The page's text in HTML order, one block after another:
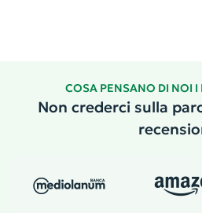
COSA PENSANO DI NOI I
Non crederci sulla